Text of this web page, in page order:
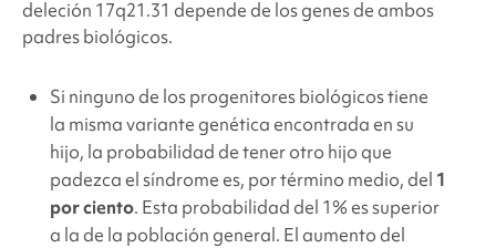
deleción 17q21.31 depende de los genes de ambos
padres biológicos.
Si ninguno de los progenitores biológicos tiene
la misma variante genética encontrada en su
hijo, la probabilidad de tener otro hijo que
padezca el síndrome es, por término medio, del 1
por ciento. Esta probabilidad del 1% es superior
a la de la población general. El aumento del